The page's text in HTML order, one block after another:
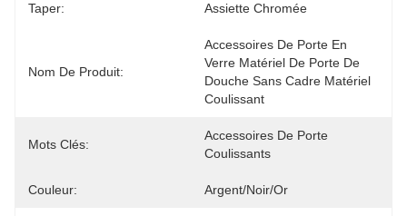
Taper: Assiette Chromée
Nom De Produit:
Accessoires De Porte En
Verre Matériel De Porte De
Douche Sans Cadre Matériel
Coulissant
Mots Clés:
Accessoires De Porte
Coulissants
Couleur: Argent/noir/or